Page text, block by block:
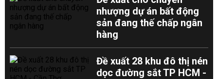
nhượng dự án bất động
sản đang thế chấp ngân
hàng
Đề xuất 28 khu đô thị nén
dọc đường sắt TP HCM -